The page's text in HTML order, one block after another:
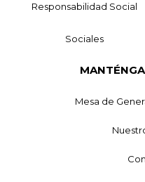
Responsabilidad Social
Sociales
Mesa de